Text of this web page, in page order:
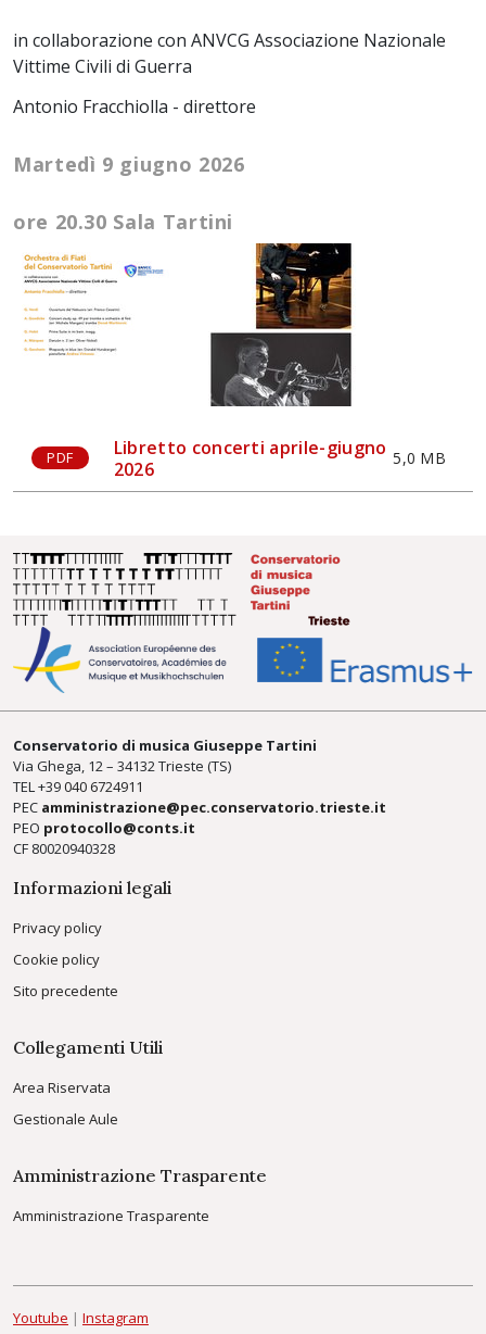
in collaborazione con ANVCG Associazione Nazionale
Vittime Civili di Guerra
Antonio Fracchiolla - direttore
Martedì 9 giugno 2026
ore 20.30 Sala Tartini
PDF
Libretto concerti aprile-giugno
2026
5,0 MB
Conservatorio di musica Giuseppe Tartini
Via Ghega, 12 – 34132 Trieste (TS)
TEL +39040 6724911
PEC amministrazione@pec.conservatorio.trieste.it
PEO protocollo@conts.it
CF 80020940328
Informazioni legali
Privacy policy
Cookie policy
Sito precedente
Collegamenti Utili
Area Riservata
Gestionale Aule
Amministrazione Trasparente
Amministrazione Trasparente
Youtube | Instagram